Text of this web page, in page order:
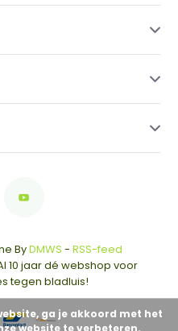
ByDMWS - RSS-feed
10 jaar dé webshop voor
tegen bladluis!
ga je akkoord met het
website te verbeteren.